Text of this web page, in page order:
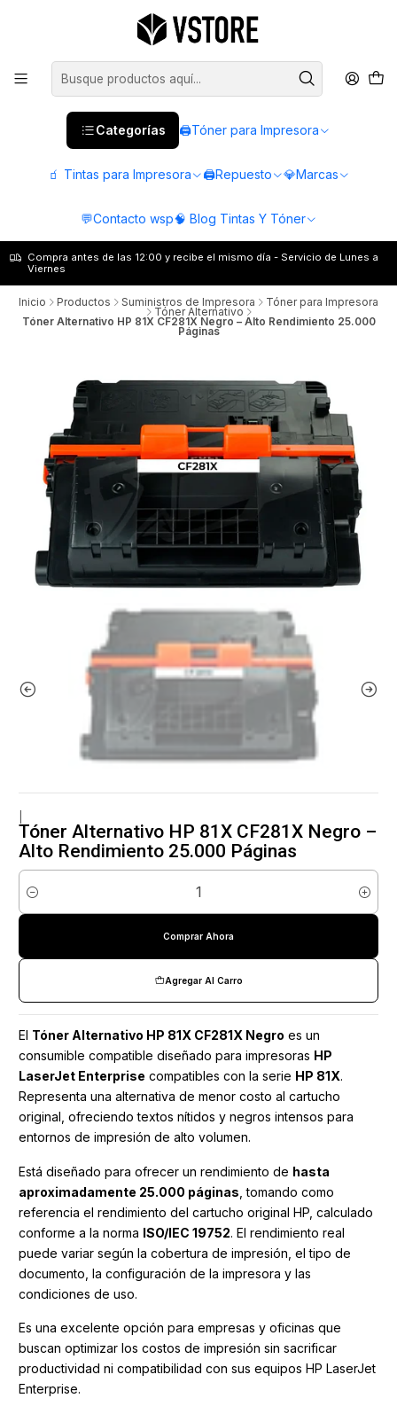
Categorías 🖨️Tóner para Impresora
🧃 Tintas para Impresora 🖨️Repuesto 💎Marcas
💬Contacto wsp🧠 Blog Tintas Y Tóner
Compra antes de las 12:00 y recibe el mismo día - Servicio de Lunes a
Viernes
Inicio Productos Suministros de Impresora Tóner para Impresora
Tóner Alternativo
Tóner Alternativo HP 81X CF281X Negro – Alto Rendimiento 25.000
Páginas
Tóner Alternativo HP 81X CF281X Negro –
Alto Rendimiento 25.000 Páginas
Cantidad
Agregar Al Carro
Comprar Ahora
El Tóner Alternativo HP 81X CF281X Negro es un
consumible compatible diseñado para impresoras HP
LaserJet Enterprise compatibles con la serie HP 81X.
Representa una alternativa de menor costo al cartucho
original, ofreciendo textos nítidos y negros intensos para
entornos de impresión de alto volumen.
Está diseñado para ofrecer un rendimiento de hasta
aproximadamente 25.000 páginas , tomando como
referencia el rendimiento del cartucho original HP, calculado
conforme a la norma ISO/IEC 19752. El rendimiento real
puede variar según la cobertura de impresión, el tipo de
documento, la configuración de la impresora y las
condiciones de uso.
Es una excelente opción para empresas y oficinas que
buscan optimizar los costos de impresión sin sacrificar
productividad ni compatibilidad con sus equipos HP LaserJet
Enterprise.